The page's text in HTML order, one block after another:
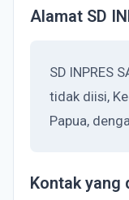
Alamat SD
SD INPRES
tidak diisi,
Papua,
Kontak yang